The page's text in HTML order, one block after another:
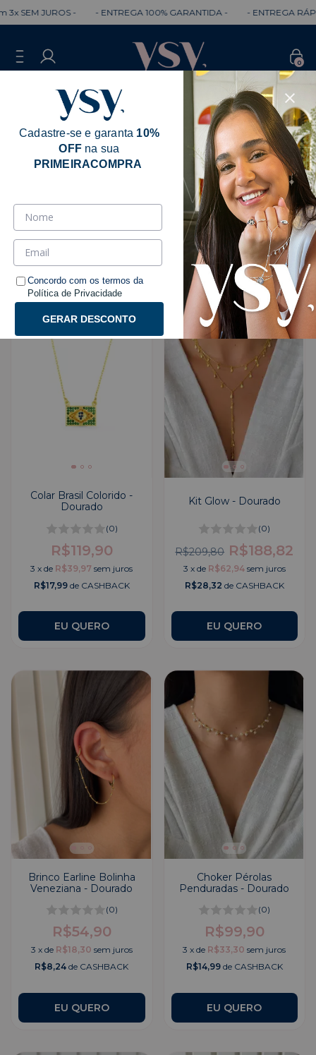
SEM JUROS - - ENTREGA 100% GARANTIDA - - ENTREGA
0
Natalia Corceti
Filtrar
Colar Brasil Colorido -
Dourado
(0)
R$119,90
3 xde R$39,97 sem juros
R$17,99de CASHBACK
Kit Glow - Dourado
(0)
R$209,80 R$188,82
10%
OFF
3 x de R$62,94 sem juros
R$28,32 de CASHBACK
EU QUERO
Brinco Earline Bolinha
Veneziana - Dourado
(0)
R$54,90
3 x de R$18,30 sem juros
R$8,24 de CASHBACK
Choker Pérolas
Penduradas - Dourado
(0)
R$99,90
3 xde R$33,30 sem juros
R$14,99de CASHBACK
Cadastre-se e garanta 10%
OFF na sua
PRIMEIRACOMPRA
Concordo com os termos da
Política de Privacidade
GERAR DESCONTO